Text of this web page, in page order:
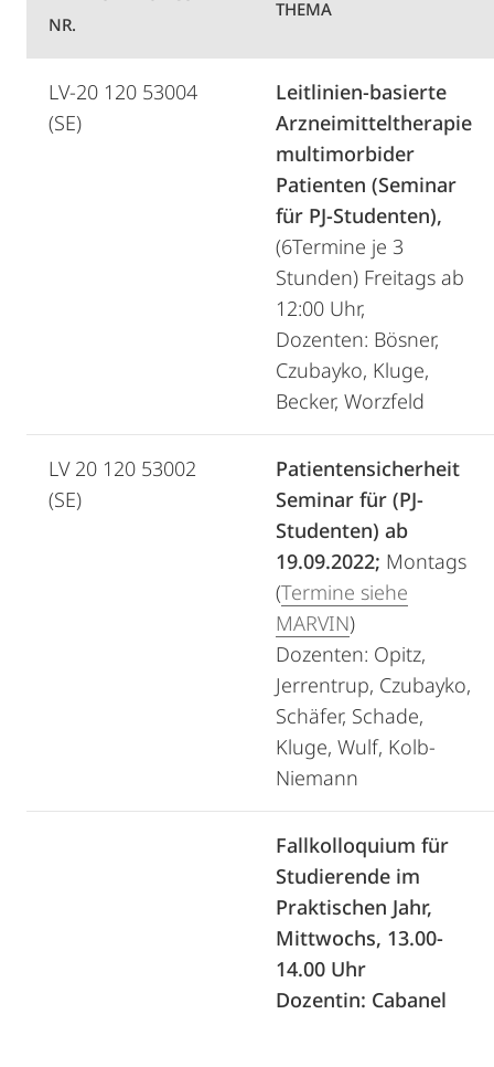
NR.
THEMA
LV-20 120 53004
(SE)
Leitlinien-basierte
Arzneimitteltherapie
multimorbider
Patienten (Seminar
für PJ-Studenten),
(6Termine je 3
Stunden) Freitags ab
12:00 Uhr,
Dozenten: Bösner,
Czubayko, Kluge,
Becker, Worzfeld
LV 20 120 53002
(SE)
Patientensicherheit
Seminar für (PJ-
Studenten) ab
19.09.2022; Montags
(Termine siehe
MARVIN)
Dozenten: Opitz,
Jerrentrup, Czubayko,
Schäfer, Schade,
Kluge, Wulf, Kolb-
Niemann
Fallkolloquium für
Studierende im
Praktischen Jahr,
Mittwochs, 13.00-
14.00 Uhr
Dozentin: Cabanel